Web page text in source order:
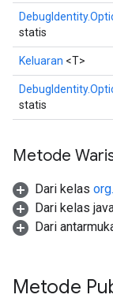
statis
Keluaran <T>
statis
Metode
Dari kelas
Dari kelas
Dari
Metode